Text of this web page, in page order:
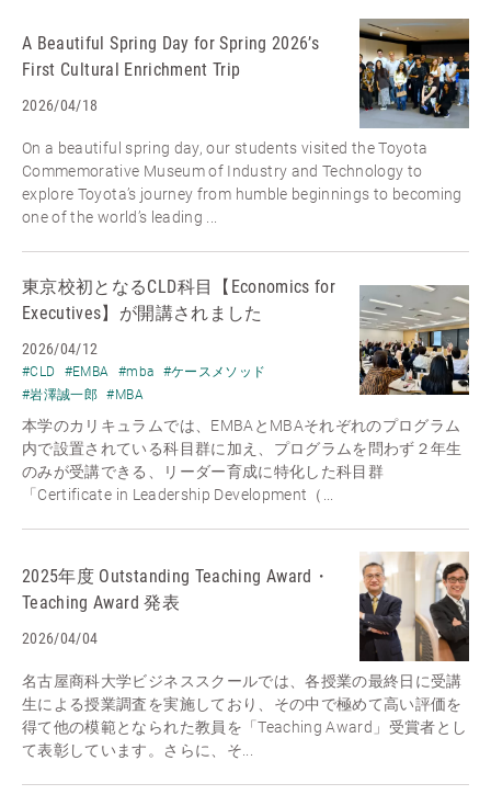
A Beautiful Spring Day for Spring 2026’s
First Cultural Enrichment Trip
2026/04/18
On a beautiful spring day, our students visited the Toyota
Commemorative Museum of Industry and Technology to
explore Toyota’s journey from humble beginnings to becoming
one of the world’s leading ...
東京校初となるCLD科目【Economics for
Executives】が開講されました
2026/04/12
#CLD #EMBA #mba
#ケースメソッド
#岩澤誠一郎
#MBA
本学のカリキュラムでは、EMBAとMBAそれぞれのプログラム
内で設置されている科目群に加え、プログラムを問わず２年生
のみが受講できる、リーダー育成に特化した科目群
「Certificate in Leadership Development（...
2025年度 Outstanding Teaching Award・
Teaching Award 発表
2026/04/04
名古屋商科大学ビジネススクールでは、各授業の最終日に受講
生による授業調査を実施しており、その中で極めて高い評価を
得て他の模範となられた教員を「Teaching Award」受賞者とし
て表彰しています。さらに、そ...